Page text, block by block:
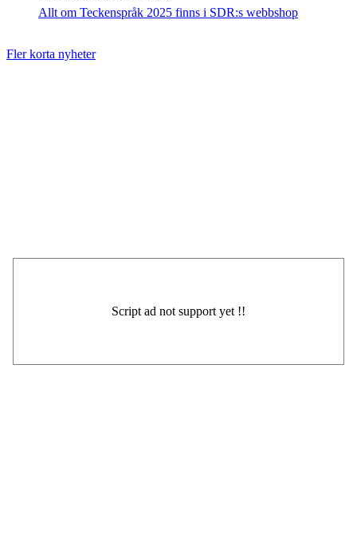
Allt om Teckenspråk 2025 finns i SDR:s webbshop
Fler korta nyheter